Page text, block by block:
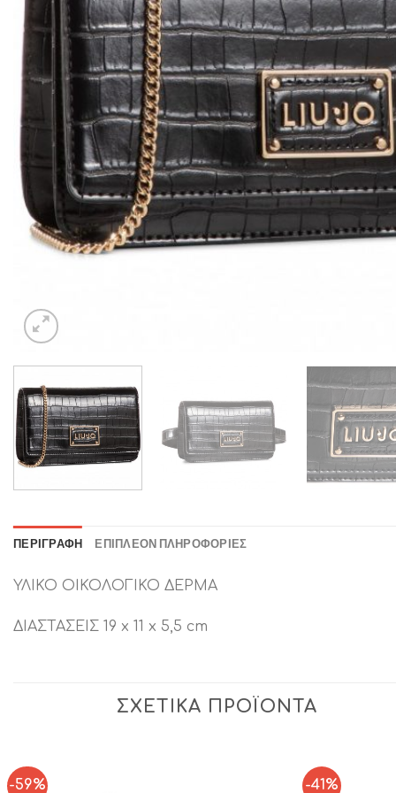
ΠΕΡΙΓΡΑΦΉ ΕΠΙΠΛΈΟΝ ΠΛΗΡΟΦΟΡΊΕΣ
ΥΛΙΚΟ ΟΙΚΟΛΟΓΙΚΟ ΔΕΡΜΑ
ΔΙΑΣΤΑΣΕΙΣ 19 x 11 x 5,5 cm
ΣΧΕΤΙΚΆ ΠΡΟΪΌΝΤΑ
-59% -41%